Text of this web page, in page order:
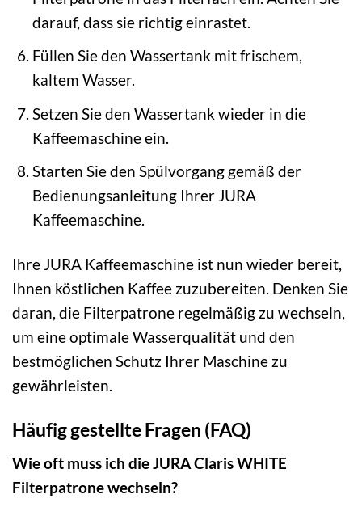
darauf, dass sie richtig einrastet.
Füllen Sie den Wassertank mit frischem,
kaltem Wasser.
Setzen Sie den Wassertank wieder in die
Kaffeemaschine ein.
Starten Sie den Spülvorgang gemäß der
Bedienungsanleitung Ihrer JURA
Kaffeemaschine.
Ihre JURA Kaffeemaschine ist nun wieder bereit,
Ihnen köstlichen Kaffee zuzubereiten. Denken Sie
daran, die Filterpatrone regelmäßig zu wechseln,
um eine optimale Wasserqualität und den
bestmöglichen Schutz Ihrer Maschine zu
gewährleisten.
Häufig gestellte Fragen (FAQ)
Wie oft muss ich die JURA Claris WHITE
Filterpatrone wechseln?